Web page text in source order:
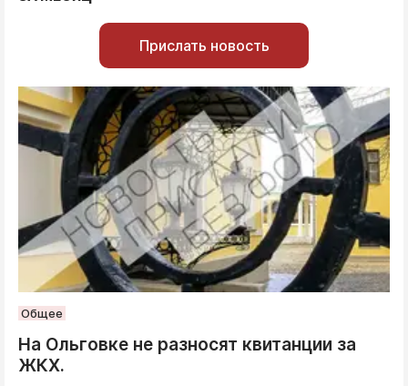
Прислать новость
Общее
На Ольговке не разносят квитанции за
ЖКХ.